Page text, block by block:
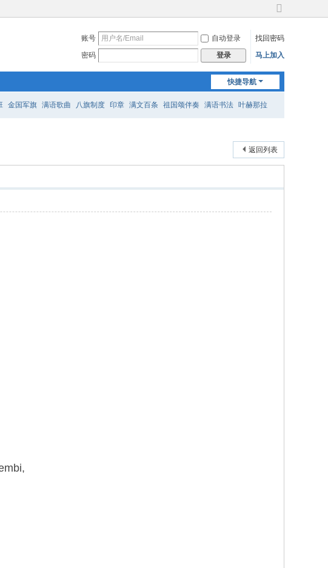
切
到
宽
账号 自动登录
找回密码
密码
登录 马上加入
快捷导航
金国军旗 满语歌曲 八旗制度 印章 满文百条 祖国颂伴奏 满语书法 叶赫那拉
返回列表